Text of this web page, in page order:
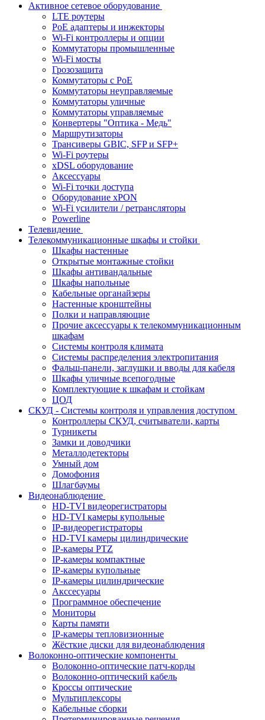
Активное сетевое оборудование
LTE роутеры
PoE адаптеры и инжекторы
Wi-Fi контроллеры и опции
Коммутаторы промышленные
Wi-Fi мосты
Грозозащита
Коммутаторы c PoE
Коммутаторы неуправляемые
Коммутаторы уличные
Коммутаторы управляемые
Конвертеры "Оптика - Медь"
Маршрутизаторы
Трансиверы GBIC, SFP и SFP+
Wi-Fi роутеры
xDSL оборудование
Аксессуары
Wi-Fi точки доступа
Оборудование хPON
Wi-Fi усилители / ретрансляторы
Powerline
Телевидение
Телекоммуникационные шкафы и стойки
Шкафы настенные
Открытые монтажные стойки
Шкафы антивандальные
Шкафы напольные
Кабельные органайзеры
Настенные кронштейны
Полки и направляющие
Прочие аксессуары к телекоммуникационным
шкафам
Системы контроля климата
Системы распределения электропитания
Фальш-панели, заглушки и вводы для кабеля
Шкафы уличные всепогодные
Комплектующие к шкафам и стойкам
ЦОД
СКУД - Системы контроля и управления доступом
Контроллеры СКУД, считыватели, карты
Турникеты
Замки и доводчики
Металлодетекторы
Умный дом
Домофония
Шлагбаумы
Видеонаблюдение
HD-TVI видеорегистраторы
HD-TVI камеры купольные
IP-видеорегистраторы
HD-TVI камеры цилиндрические
IP-камеры PTZ
IP-камеры компактные
IP-камеры купольные
IP-камеры цилиндрические
Акссесуары
Программное обеспечение
Мониторы
Карты памяти
IP-камеры тепловизионные
Жёсткие диски для видеонаблюдения
Волоконно-оптические компоненты
Волоконно-оптические патч-корды
Волоконно-оптический кабель
Кроссы оптические
Мультиплексоры
Кабельные сборки